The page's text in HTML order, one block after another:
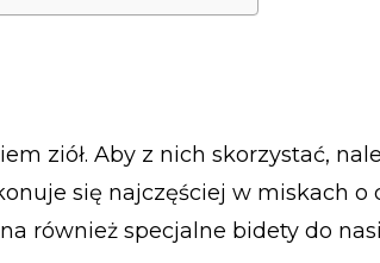
ziół. Aby z nich skorzystać,
się najczęściej w miskach o
również specjalne bidety do